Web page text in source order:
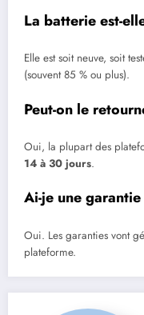
La batterie est-
Elle est soit neuve, soit
(souvent 85 % ou plus).
Peut-on le
Oui, la plupart des
14 à 30 jours.
Ai-je une
Oui. Les garanties vont
plateforme.